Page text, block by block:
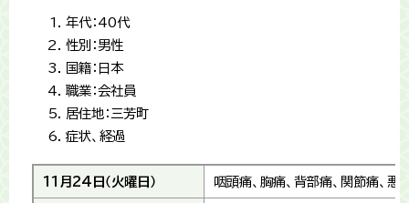
年代：40代
性別：男性
国籍：日本
職業：会社員
居住地：三芳町
症状、経過
11月24日（火曜日） 咽頭痛、胸痛、背部痛、関節痛、悪